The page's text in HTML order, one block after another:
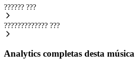
?????? ???
????????????? ???
Analytics completas desta música